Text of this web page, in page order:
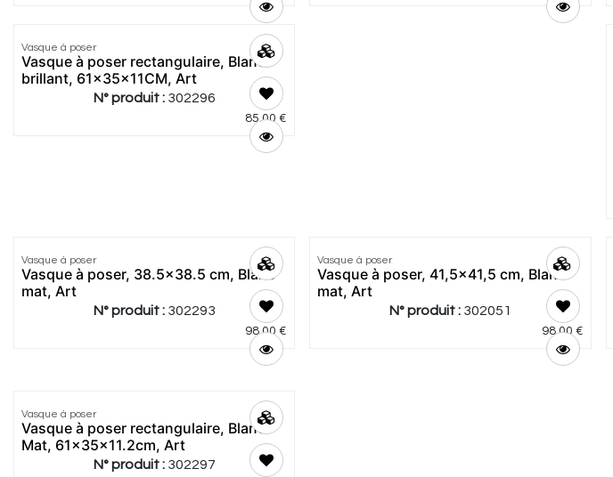
Meilleur
prix
Vasque à poser
Vasque à poser rectangulaire, Blanc
brillant, 61x35x11CM, Art
N° produit : 302296
85,00 €
Vasque à poser
Vasque à poser, 38.5x38.5 cm, Blanc
mat, Art
N° produit : 302293
98,00 €
Meilleur
prix
Vasque à poser
Vasque à poser, 41,5x41,5 cm, Blanc
mat, Art
N° produit : 302051
98,00 €
Vasque à poser
Vasque à poser rectangulaire, Blanc
Mat, 61x35x11.2cm, Art
N° produit : 302297